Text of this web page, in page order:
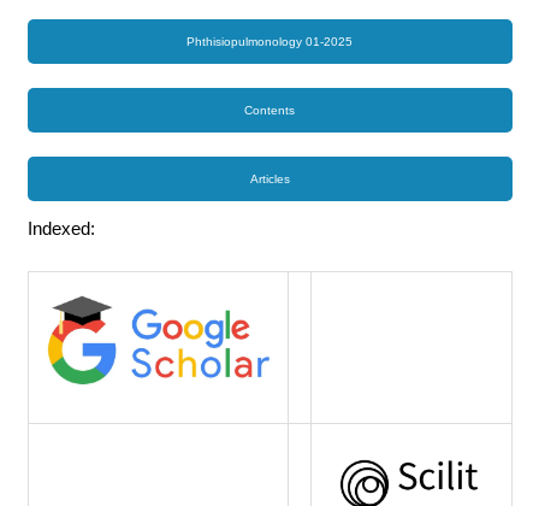
Phthisiopulmonology 01-2025
Contents
Articles
Indexed: